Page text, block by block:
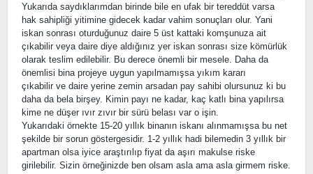
Yukarıda saydıklarımdan birinde bile en ufak bir tereddüt varsa
hak sahipliği yitimine gidecek kadar vahim sonuçları olur. Yani
iskan sonrası oturduğunuz daire 5 üst kattaki komşunuza ait
çıkabilir veya daire diye aldığınız yer iskan sonrası size kömürlük
olarak teslim edilebilir. Bu derece önemli bir mesele. Daha da
önemlisi bina projeye uygun yapılmamışsa yıkım kararı
çıkabilir ve daire yerine zemin arsadan pay sahibi olursunuz ki bu
daha da bela birşey. Kimin payı ne kadar, kaç katlı bina yapılırsa
kime ne düşer ıvır zıvır bir sürü belası var o işin.
Yukarıdaki örnekte 15-20 yıllık binanın iskanı alınmamışsa bu net
şekilde bir sorun göstergesidir. 1-2 yıllık hadi bilemedin 3 yıllık bir
apartman olsa iyice araştırılıp fiyat da aşırı makulse riske
girilebilir. Sizin örneğinizde ben olsam asla ama asla girmem riske.